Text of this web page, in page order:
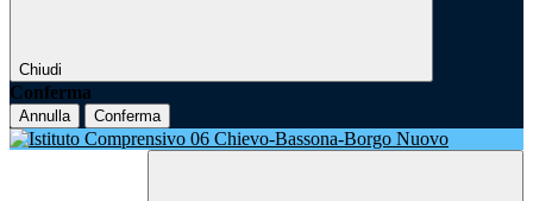
Chiudi
Conferma
Annulla Conferma